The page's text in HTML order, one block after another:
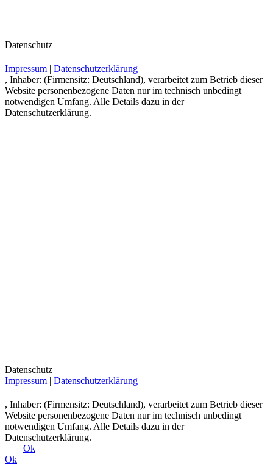
Datenschutz
Impressum | Datenschutzerklärung
, Inhaber: (Firmensitz: Deutschland), verarbeitet zum Betrieb dieser
Website personenbezogene Daten nur im technisch unbedingt
notwendigen Umfang. Alle Details dazu in der
Datenschutzerklärung.
Datenschutz
Impressum | Datenschutzerklärung
, Inhaber: (Firmensitz: Deutschland), verarbeitet zum Betrieb dieser
Website personenbezogene Daten nur im technisch unbedingt
notwendigen Umfang. Alle Details dazu in der
Datenschutzerklärung.
Ok
Ok